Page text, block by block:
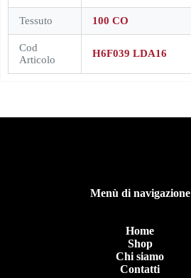
Tessuto 100 CO
Cod
Articolo
H6F039 LDA16
Menù di navigazione
Home
Shop
Chi siamo
Contatti